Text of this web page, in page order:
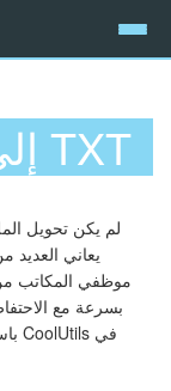
كيفية تحويل XPS إلى TXT
لم يكن تحويل
موظفي المكاتب
بسرعة مع